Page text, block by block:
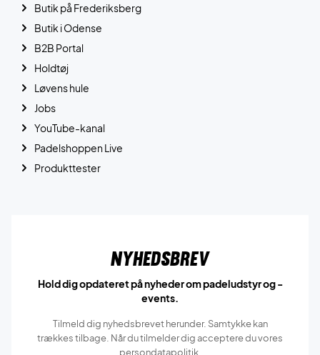
Butik på Frederiksberg
Butik i Odense
B2B Portal
Holdtøj
Løvens hule
Jobs
YouTube-kanal
Padelshoppen Live
Produkttester
Nyhedsbrev
Hold dig opdateret på nyheder om padeludstyr og -
events.
Tilmeld dig nyhedsbrevet herunder. Samtykke kan
trækkes tilbage. Når du tilmelder dig acceptere du vores
persondatapolitik.